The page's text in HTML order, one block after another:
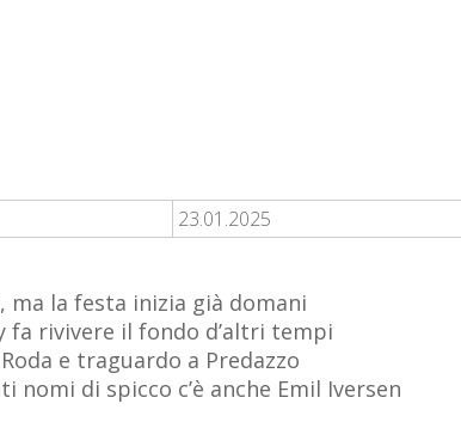
23.01.2025
ma la festa inizia già domani
fa rivivere il fondo d’altri tempi
e traguardo a Predazzo
di spicco c’è anche Emil Iversen